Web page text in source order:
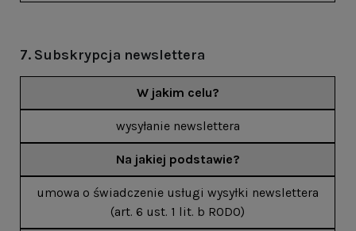
7. Subskrypcja newslettera
W jakim celu?
wysyłanie newslettera
Na jakiej podstawie?
umowa o świadczenie usługi wysyłki newslettera
(art. 6 ust. 1 lit. b RODO)